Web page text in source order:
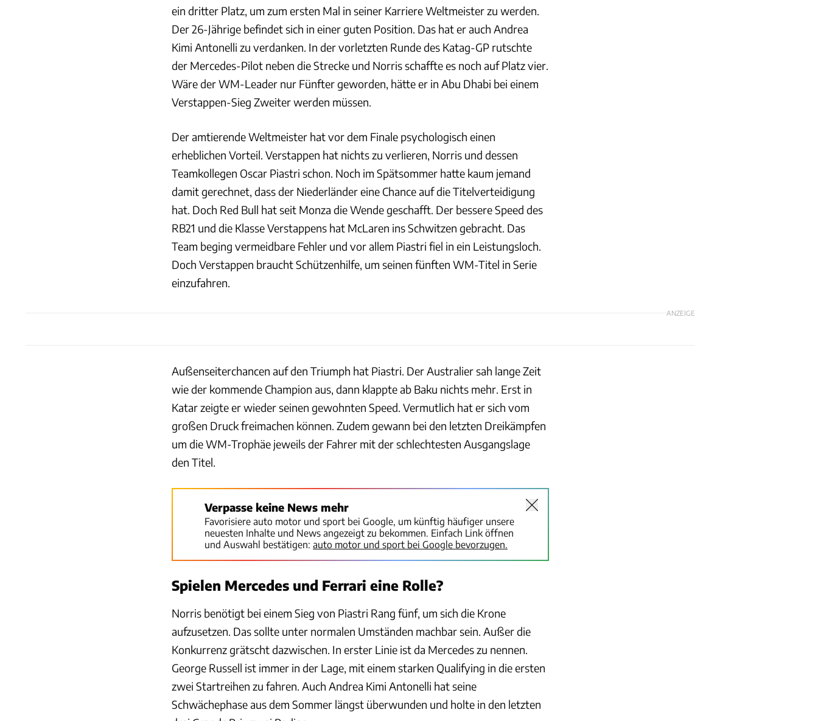
ein dritter Platz, um zum ersten Mal in seiner Karriere Weltmeister zu werden.
Der 26-Jährige befindet sich in einer guten Position. Das hat er auch Andrea
Kimi Antonelli zu verdanken. In der vorletzten Runde des Katag-GP rutschte
der Mercedes-Pilot neben die Strecke und Norris schaffte es noch auf Platz vier.
Wäre der WM-Leader nur Fünfter geworden, hätte er in Abu Dhabi bei einem
Verstappen-Sieg Zweiter werden müssen.
Der amtierende Weltmeister hat vor dem Finale psychologisch einen
erheblichen Vorteil. Verstappen hat nichts zu verlieren, Norris und dessen
Teamkollegen Oscar Piastri schon. Noch im Spätsommer hatte kaum jemand
damit gerechnet, dass der Niederländer eine Chance auf die Titelverteidigung
hat. Doch Red Bull hat seit Monza die Wende geschafft. Der bessere Speed des
RB21 und die Klasse Verstappens hat McLaren ins Schwitzen gebracht. Das
Team beging vermeidbare Fehler und vor allem Piastri fiel in ein Leistungsloch.
Doch Verstappen braucht Schützenhilfe, um seinen fünften WM-Titel in Serie
einzufahren.
ANZEIGE
Außenseiterchancen auf den Triumph hat Piastri. Der Australier sah lange Zeit
wie der kommende Champion aus, dann klappte ab Baku nichts mehr. Erst in
Katar zeigte er wieder seinen gewohnten Speed. Vermutlich hat er sich vom
großen Druck freimachen können. Zudem gewann bei den letzten Dreikämpfen
um die WM-Trophäe jeweils der Fahrer mit der schlechtesten Ausgangslage
den Titel.
Verpasse keine News mehr
Favorisiere auto motor und sport bei Google, um künftig häufiger unsere
neuesten Inhalte und News angezeigt zu bekommen. Einfach Link öffnen
und Auswahl bestätigen: auto motor und sport bei Google bevorzugen.
Spielen Mercedes und Ferrari eine Rolle?
Norris benötigt bei einem Sieg von Piastri Rang fünf, um sich die Krone
aufzusetzen. Das sollte unter normalen Umständen machbar sein. Außer die
Konkurrenz grätscht dazwischen. In erster Linie ist da Mercedes zu nennen.
George Russell ist immer in der Lage, mit einem starken Qualifying in die ersten
zwei Startreihen zu fahren. Auch Andrea Kimi Antonelli hat seine
Schwächephase aus dem Sommer längst überwunden und holte in den letzten